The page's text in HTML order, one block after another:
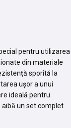
pentru utilizarea
din materiale
sporită la
ușor a unui
ideală pentru
un set complet